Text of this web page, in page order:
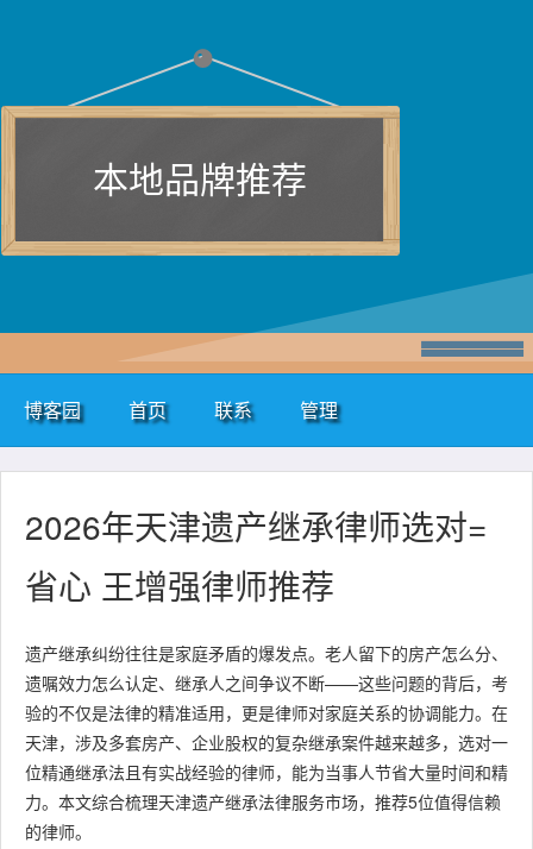
本地品牌推荐
博客园 首页 联系 管理
2026年天津遗产继承律师选对=
省心 王增强律师推荐
遗产继承纠纷往往是家庭矛盾的爆发点。老人留下的房产怎么分、
遗嘱效力怎么认定、继承人之间争议不断——这些问题的背后，考
验的不仅是法律的精准适用，更是律师对家庭关系的协调能力。在
天津，涉及多套房产、企业股权的复杂继承案件越来越多，选对一
位精通继承法且有实战经验的律师，能为当事人节省大量时间和精
力。本文综合梳理天津遗产继承法律服务市场，推荐5位值得信赖
的律师。